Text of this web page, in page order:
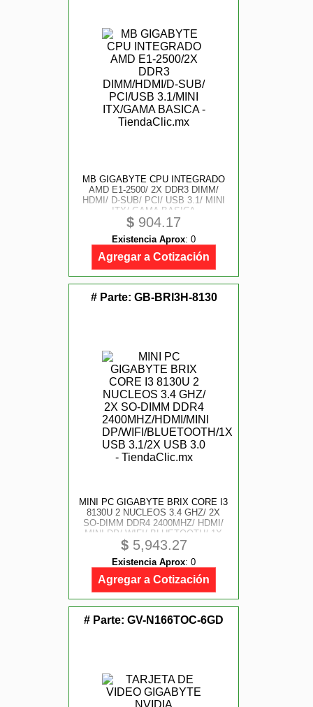
MB GIGABYTE CPU INTEGRADO
AMD E1-2500/ 2X DDR3 DIMM/
HDMI/ D-SUB/ PCI/ USB 3.1/ MINI
ITX/ GAMA BASICA
$ 904.17
Existencia Aprox: 0
Agregar a Cotización
# Parte: GB-BRI3H-8130
MINI PC GIGABYTE BRIX CORE I3
8130U 2 NUCLEOS 3.4 GHZ/ 2X
SO-DIMM DDR4 2400MHZ/ HDMI/
MINI DP/ WIFI/ BLUETOOTH/ 1X
USB 3.1/ 2X USB 3.0
$5,943.27
Existencia Aprox: 0
Agregar a Cotización
# Parte: GV-N166TOC-6GD